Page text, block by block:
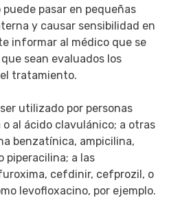
pasar en pequeñas
y causar sensibilidad en
informar al médico que se
sean evaluados los
tratamiento.
utilizado por personas
al ácido clavulánico; a otras
benzatínica, ampicilina,
piperacilina; a las
cefdinir, cefprozil, o
levofloxacino, por ejemplo.